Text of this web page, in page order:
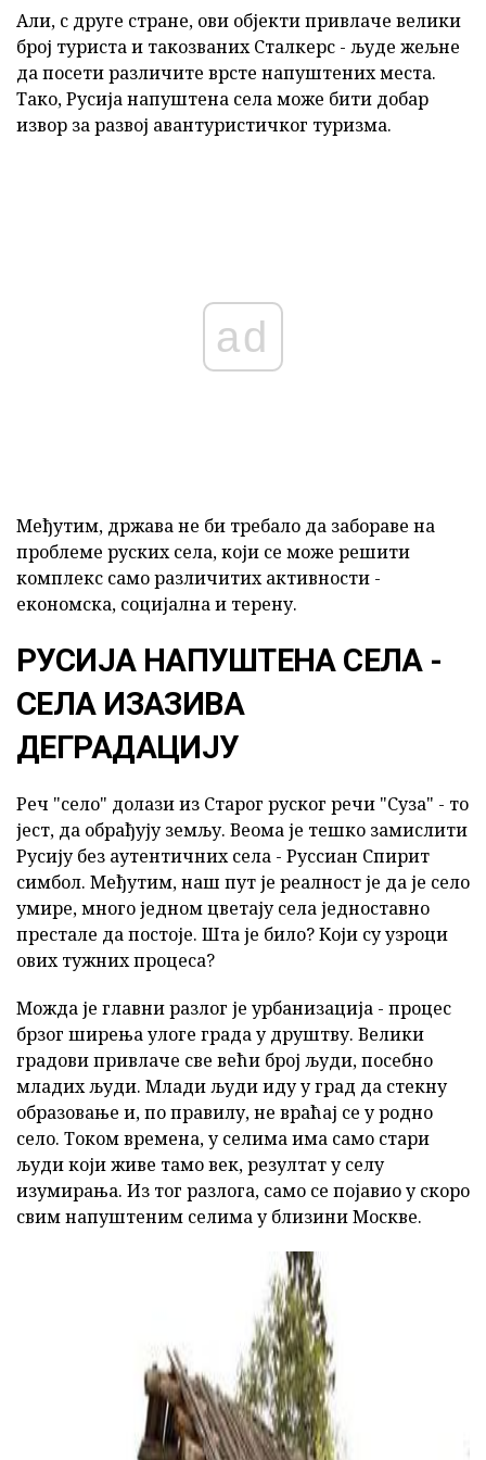
Али, с друге стране, ови објекти привлаче велики
број туриста и такозваних Сталкерс - људе жељне
да посети различите врсте напуштених места.
Тако, Русија напуштена села може бити добар
извор за развој авантуристичког туризма.
ad
Међутим, држава не би требало да забораве на
проблеме руских села, који се може решити
комплекс само различитих активности -
економска, социјална и терену.
РУСИЈА НАПУШТЕНА СЕЛА -
СЕЛА ИЗАЗИВА
ДЕГРАДАЦИЈУ
Реч "село" долази из Старог руског речи "Суза" - то
јест, да обрађују земљу. Веома је тешко замислити
Русију без аутентичних села - Руссиан Спирит
симбол. Међутим, наш пут је реалност је да је село
умире, много једном цветају села једноставно
престале да постоје. Шта је било? Који су узроци
ових тужних процеса?
Можда је главни разлог је урбанизација - процес
брзог ширења улоге града у друштву. Велики
градови привлаче све већи број људи, посебно
младих људи. Млади људи иду у град да стекну
образовање и, по правилу, не враћај се у родно
село. Током времена, у селима има само стари
људи који живе тамо век, резултат у селу
изумирања. Из тог разлога, само се појавио у скоро
свим напуштеним селима у близини Москве.